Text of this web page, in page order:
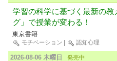
学習の科学に基づく最新の
グ」で授業が変わる！
東京書籍
モチベーション 認知心理
2026-08-06 木曜日 発売中